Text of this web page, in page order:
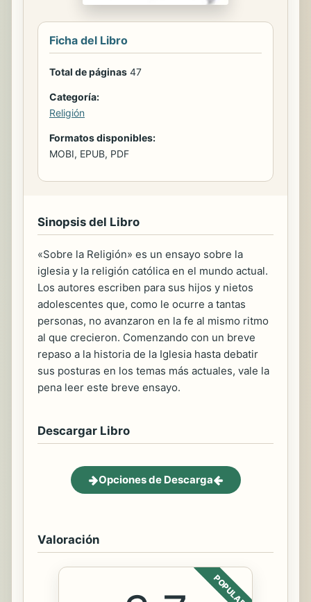
Ficha del Libro
Total de páginas 47
Categoría:
Religión
Formatos disponibles:
MOBI, EPUB, PDF
Sinopsis del Libro
«Sobre la Religión» es un ensayo sobre la
iglesia y la religión católica en el mundo actual.
Los autores escriben para sus hijos y nietos
adolescentes que, como le ocurre a tantas
personas, no avanzaron en la fe al mismo ritmo
al que crecieron. Comenzando con un breve
repaso a la historia de la Iglesia hasta debatir
sus posturas en los temas más actuales, vale la
pena leer este breve ensayo.
Descargar Libro
Opciones de Descarga
Valoración
POPULAR